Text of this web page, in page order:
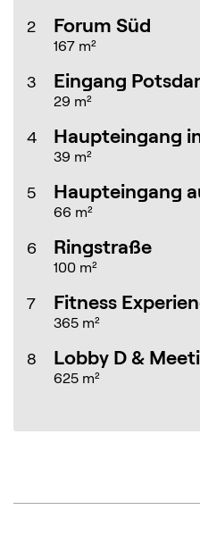
2 Forum Süd
167 m²
3 Eingang
29 m²
4 Haupteingang
39 m²
5 Haupteingang
66 m²
6 Ringstraße
100 m²
7 Fitness
365 m²
8 Lobby D &
625 m²